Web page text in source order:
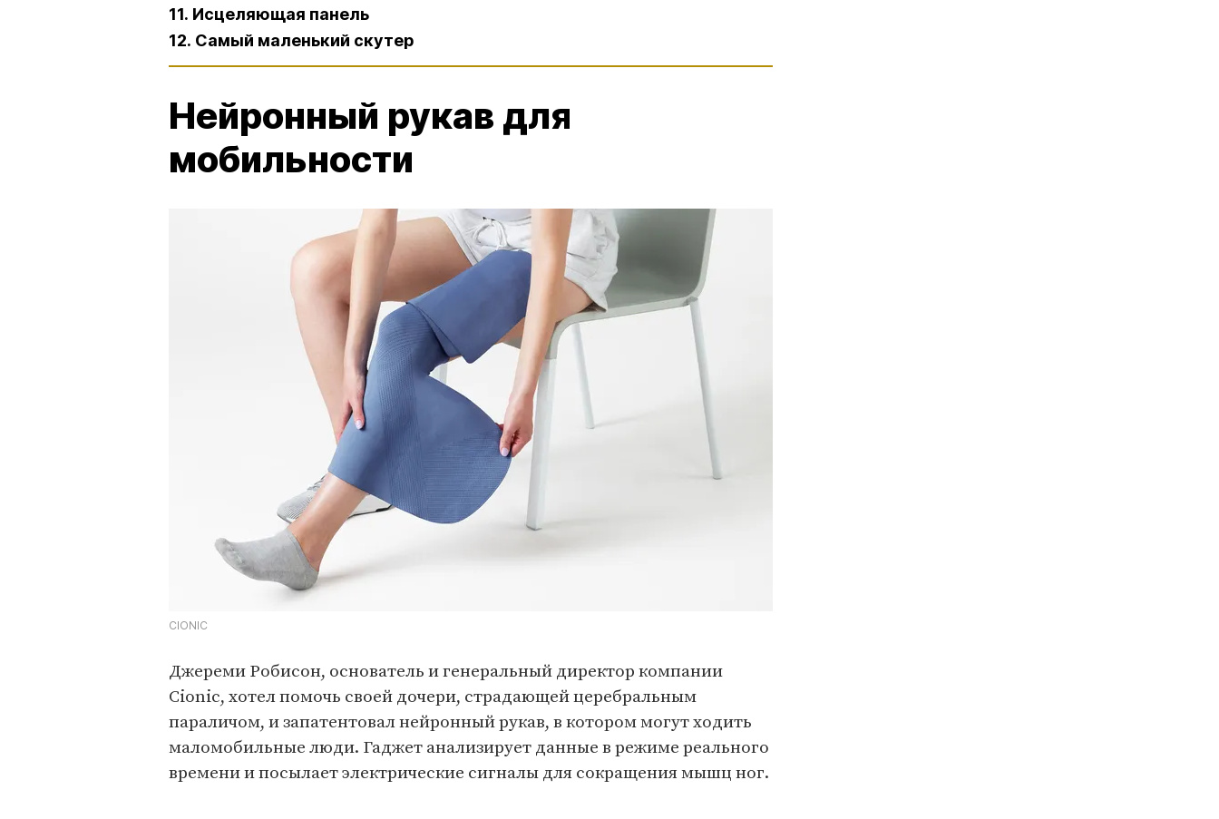
11. Исцеляющая панель
12. Самый маленький скутер
Нейронный рукав для
мобильности
CIONIC
Джереми Робисон, основатель и генеральный директор компании
Cionic, хотел помочь своей дочери, страдающей церебральным
параличом, и запатентовал нейронный рукав, в котором могут ходить
маломобильные люди. Гаджет анализирует данные в режиме реального
времени и посылает электрические сигналы для сокращения мышц ног.